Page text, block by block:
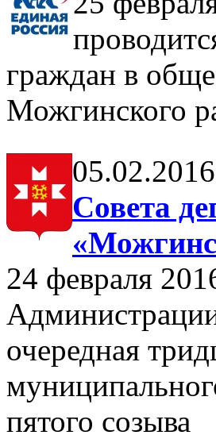
граждан в
Можгинского
05.02.2016
Совета
24 февраля
очередная
пятого созыва